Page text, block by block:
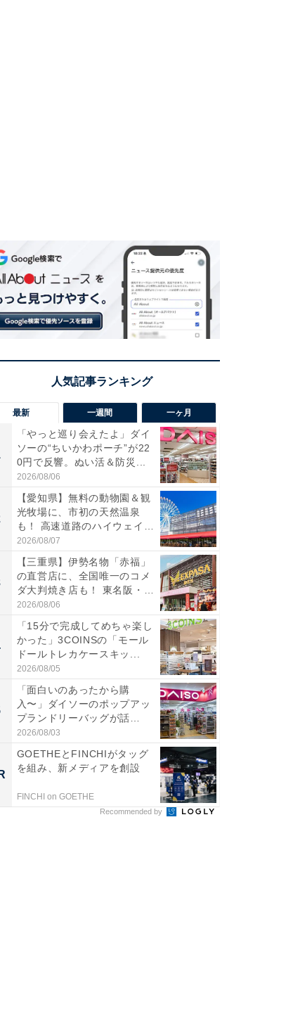
最新 一週間 一ヶ月
「やっと巡り会えたよ」ダイ
ソーの“ちいかわポーチ”が22
0円で反響。ぬい活＆防災...
2026/08/06
【愛知県】無料の動物園＆観
光牧場に、市初の天然温泉
も！ 高速道路のハイウェイオ
ア...
2026/08/07
【三重県】伊勢名物「赤福」
の直営店に、全国唯一のコメ
ダ大判焼き店も！ 東名阪・
伊...
2026/08/06
「15分で完成してめちゃ楽し
かった」3COINSの「モール
ドールトレカケースキッ...
2026/08/05
「面白いのあったから購
入〜」ダイソーのポップアッ
プランドリーバッグが話
題。“さま...
2026/08/03
GOETHEとFINCHIがタッグ
を組み、新メディアを創設
FINCHI on GOETHE
Recommended by